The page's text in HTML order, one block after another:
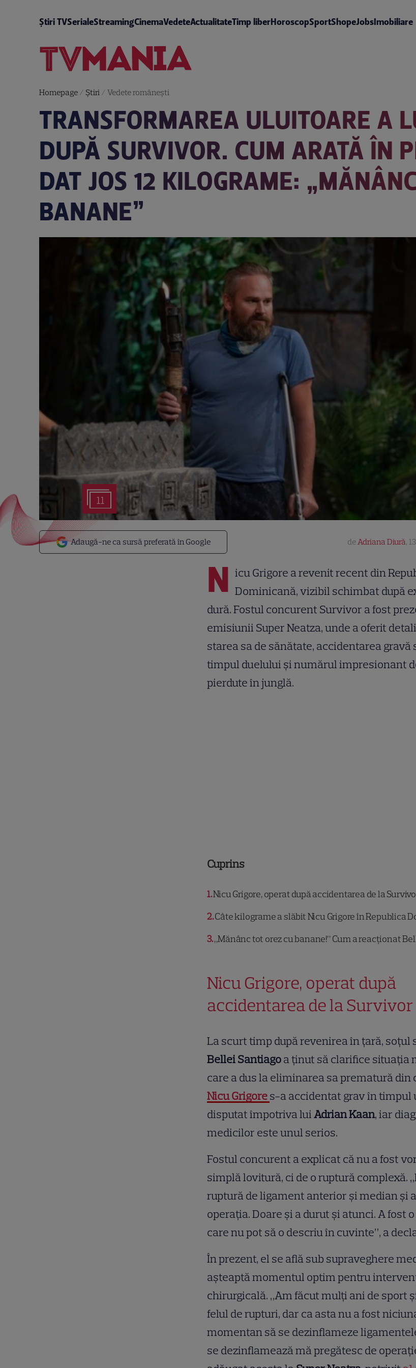
Știri TVSerialeStreamingCinemaVedeteActualitateTimp liberHoroscopSportShopeJobsImobiliare
Homepage/ Știri/ Vedete româneşti
TRANSFORMAREA ULUITOARE A
DUPĂ SURVIVOR. CUM ARATĂ ÎN
DAT JOS 12 KILOGRAME:
BANANE”
11
Adaugă-ne ca sursă preferată în Google deAdriana Diură,
N icu Grigore a revenit recent din
Dominicană, vizibil schimbat după
dură. Fostul concurent Survivor a fost
emisiunii Super Neatza, unde a oferit
starea sa de sănătate, accidentarea gravă
timpul duelului și numărul impresionant
pierdute în junglă.
Cuprins
1Nicu Grigore, operat după accidentarea de la
2Câte kilograme a slăbit Nicu Grigore în Republica
3„Mănânc tot orez cu banane!” Cum a reacționat
Nicu Grigore, operat după
accidentarea de la Survivor
La scurt timp după revenirea în țară, soțul
Bellei Santiagoa ținut să clarifice situația
care a dus la eliminarea sa prematură din
Nicu Grigores-a accidentat grav în timpul
disputat împotriva luiAdrian Kaan, iar
medicilor este unul serios.
Fostul concurent a explicat că nu a fost
simplă lovitură, ci de o ruptură complexă.
ruptură de ligament anterior și median și
operația. Doare și a durut și atunci. A fost
care nu pot să o descriu în cuvinte”, a
În prezent, el se află sub supraveghere
așteaptă momentul optim pentru
chirurgicală. „Am făcut mulți ani de sport
felul de rupturi, dar ca asta nu a fost
momentan să se dezinflameze
se dezinflamează mă pregătesc de